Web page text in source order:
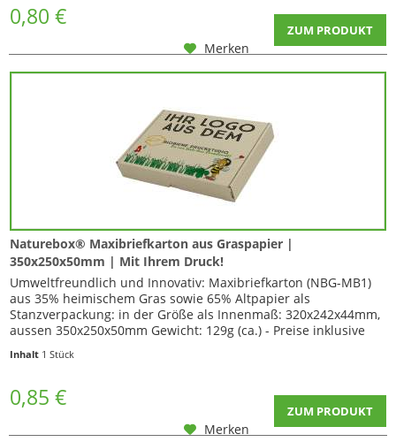
0,80 € ZUM PRODUKT
Merken
Naturebox® Maxibriefkarton aus Graspapier |
350x250x50mm | Mit Ihrem Druck!
Umweltfreundlich und Innovativ: Maxibriefkarton (NBG-MB1)
aus 35% heimischem Gras sowie 65% Altpapier als
Stanzverpackung: in der Größe als Innenmaß: 320x242x44mm,
aussen 350x250x50mm Gewicht: 129g (ca.) - Preise inklusive
Dreiseitiger Aufdruck Ihrer Grafik (Frontseite 1 und 2 , sowie
Inhalt 1 Stück
0,85 € ZUM PRODUKT
Merken